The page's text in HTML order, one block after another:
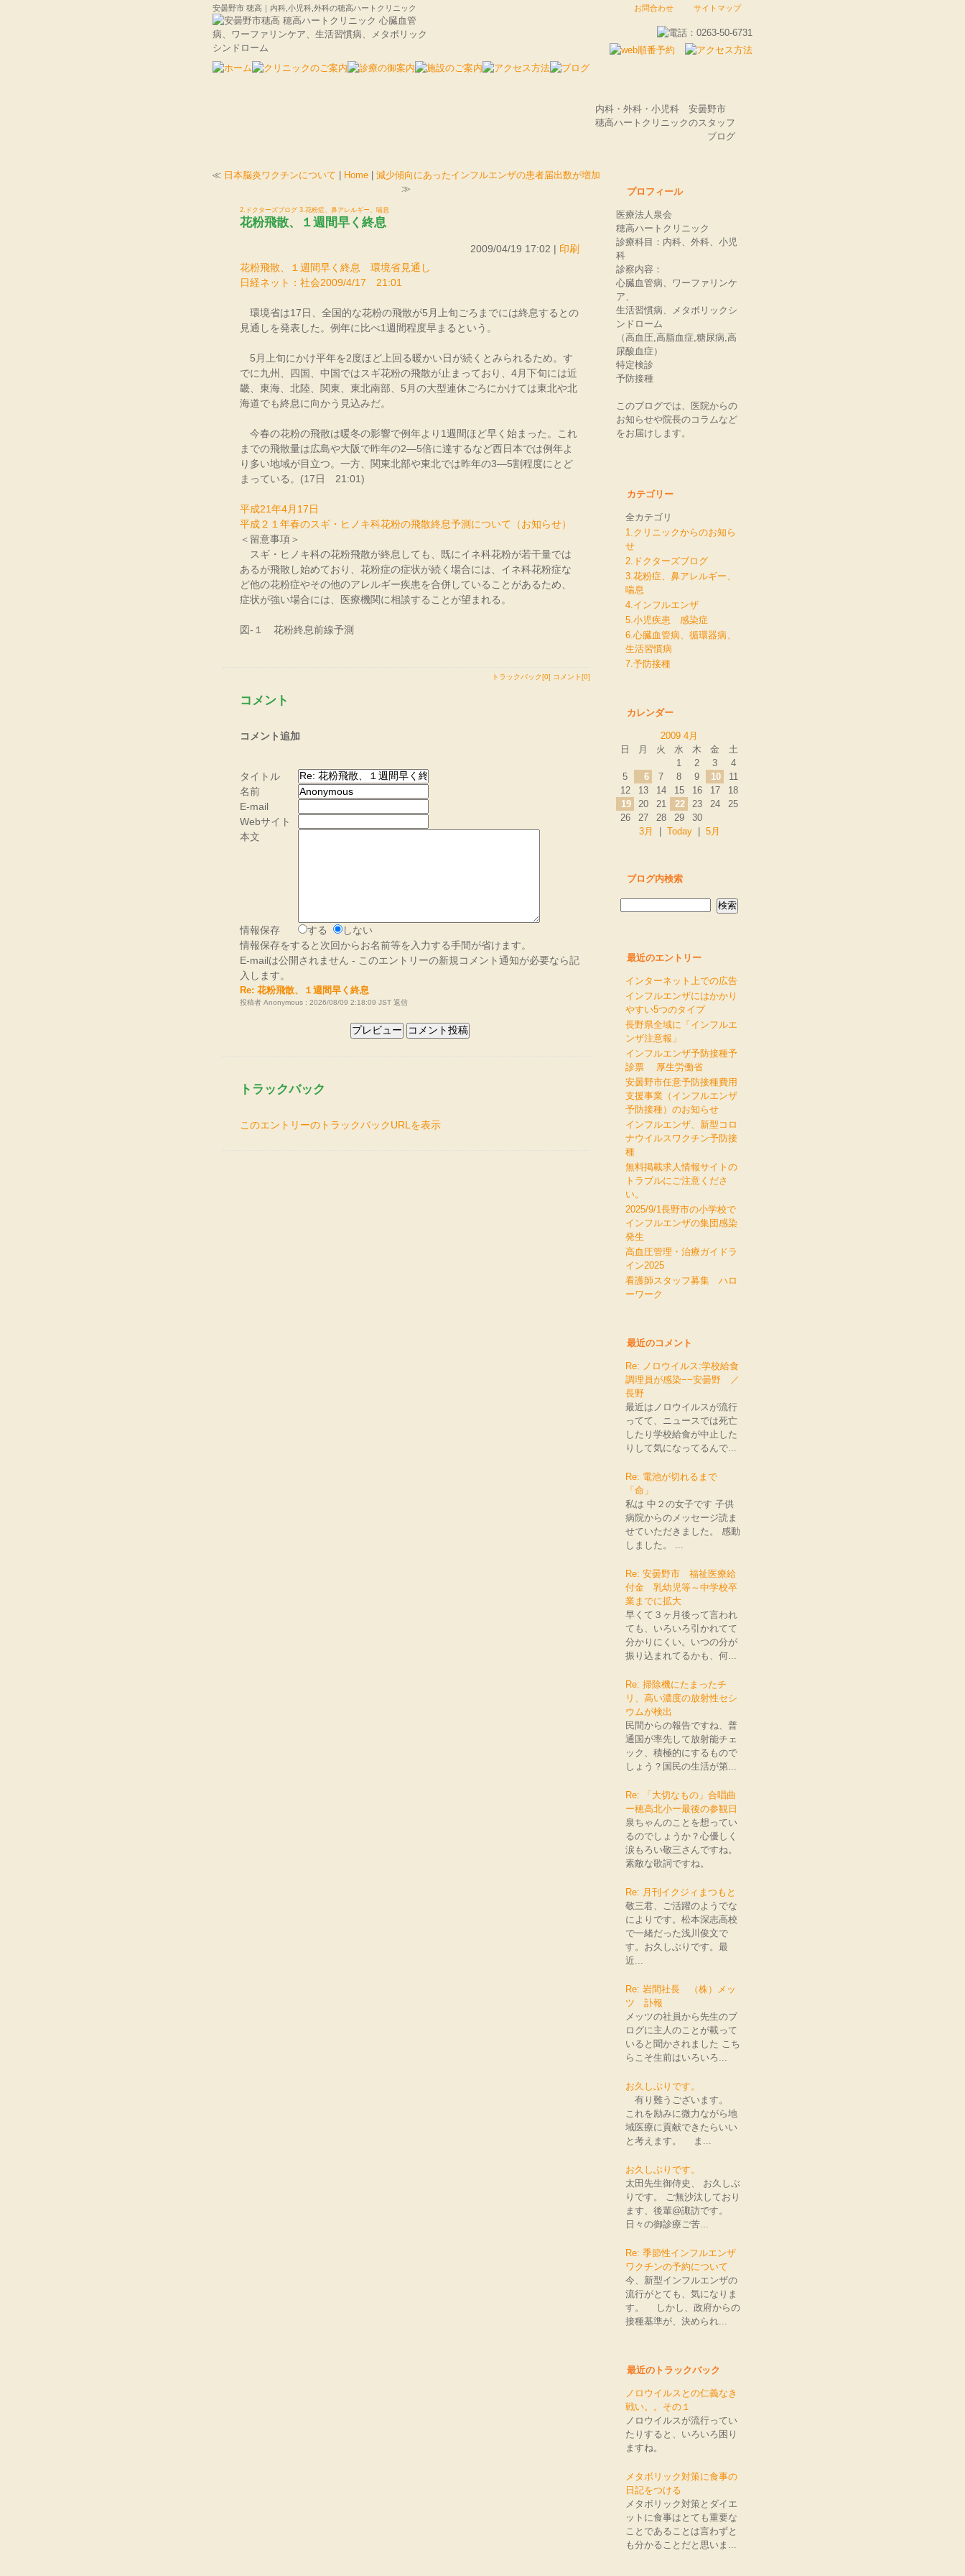
安曇野市 穂高｜内科,小児科,外科の穂高ハートクリニック お問合わせ サイトマップ
内科・外科・小児科 安曇野市
穂高ハートクリニックのスタッフ
ブログ
≪ 日本脳炎ワクチンについて Home
減少傾向にあったインフルエンザの患者届出数が増加
≫
2.ドクターズブログ 3.花粉症、鼻アレルギー、喘息
花粉飛散、１週間早く終息
2009/04/19 17:02 | 印刷
花粉飛散、１週間早く終息 環境省見通し
日経ネット：社会2009/4/17 21:01
環境省は17日、全国的な花粉の飛散が5月上旬ごろまでには終息するとの
見通しを発表した。例年に比べ1週間程度早まるという。
5月上旬にかけ平年を2度ほど上回る暖かい日が続くとみられるため。す
でに九州、四国、中国ではスギ花粉の飛散が止まっており、4月下旬には近
畿、東海、北陸、関東、東北南部、5月の大型連休ごろにかけては東北や北
海道でも終息に向かう見込みだ。
今春の花粉の飛散は暖冬の影響で例年より1週間ほど早く始まった。これ
までの飛散量は広島や大阪で昨年の2―5倍に達するなど西日本では例年よ
り多い地域が目立つ。一方、関東北部や東北では昨年の3―5割程度にとど
まっている。(17日 21:01)
平成21年4月17日
平成２１年春のスギ・ヒノキ科花粉の飛散終息予測について（お知らせ）
＜留意事項＞
スギ・ヒノキ科の花粉飛散が終息しても、既にイネ科花粉が若干量では
あるが飛散し始めており、花粉症の症状が続く場合には、イネ科花粉症な
ど他の花粉症やその他のアレルギー疾患を合併していることがあるため、
症状が強い場合には、医療機関に相談することが望まれる。
図-１ 花粉終息前線予測
トラックバック[0] コメント[0]
コメント
コメント追加
タイトル
名前
E-mail
Webサイト
本文
情報保存 する
しない
情報保存をすると次回からお名前等を入力する手間が省けます。
E-mailは公開されません - このエントリーの新規コメント通知が必要なら記
入します。
Re: 花粉飛散、１週間早く終息
投稿者 Anonymous : 2026/08/09 2:18:09 JST 返信
トラックバック
このエントリーのトラックバックURLを表示
プロフィール
医療法人泉会
穂高ハートクリニック
診療科目：内科、外科、小児
科
診察内容：
心臓血管病、ワーファリンケ
ア、
生活習慣病、メタボリックシ
ンドローム
（高血圧,高脂血症,糖尿病,高
尿酸血症）
特定検診
予防接種
このブログでは、医院からの
お知らせや院長のコラムなど
をお届けします。
カテゴリー
全カテゴリ
1.クリニックからのお知ら
せ
2.ドクターズブログ
3.花粉症、鼻アレルギー、
喘息
4.インフルエンザ
5.小児疾患 感染症
6.心臓血管病、循環器病、
生活習慣病
7.予防接種
カレンダー
2009 4月
日
月 火 水 木 金
土
1
2 3
4
5
6 7 8 9 10
11
12
13 14 15 16 17
18
19
20 21 22 23 24
25
26
27 28 29
30
3月
Today| 5月
ブログ内検索
最近のエントリー
インターネット上での広告
インフルエンザにはかかり
やすい5つのタイプ
長野県全域に「インフルエ
ンザ注意報」
インフルエンザ予防接種予
診票 厚生労働省
安曇野市任意予防接種費用
支援事業（インフルエンザ
予防接種）のお知らせ
インフルエンザ、新型コロ
ナウイルスワクチン予防接
種
無料掲載求人情報サイトの
トラブルにご注意くださ
い。
2025/9/1長野市の小学校で
インフルエンザの集団感染
発生
高血圧管理・治療ガイドラ
イン2025
看護師スタッフ募集 ハロ
ーワーク
最近のコメント
Re: ノロウイルス:学校給食
調理員が感染−−安曇野 ／
長野
最近はノロウイルスが流行
ってて、ニュースでは死亡
したり学校給食が中止した
りして気になってるんで...
Re: 電池が切れるまで
「命」
私は 中２の女子です 子供
病院からのメッセージ読ま
せていただきました。 感動
しました。 ...
Re: 安曇野市 福祉医療給
付金 乳幼児等～中学校卒
業までに拡大
早くて３ヶ月後って言われ
ても、いろいろ引かれてて
分かりにくい。いつの分が
振り込まれてるかも、何...
Re: 掃除機にたまったチ
リ、高い濃度の放射性セシ
ウムが検出
民間からの報告ですね、普
通国が率先して放射能チェ
ック、積極的にするもので
しょう？国民の生活が第...
Re: 「大切なもの」合唱曲
ー穂高北小ー最後の参観日
泉ちゃんのことを想ってい
るのでしょうか？心優しく
涙もろい敬三さんですね。
素敵な歌詞ですね。
Re: 月刊イクジィまつもと
敬三君、ご活躍のようでな
によりです。松本深志高校
で一緒だった浅川俊文で
す。お久しぶりです。最
近...
Re: 岩間社長 （株）メッ
ツ 訃報
メッツの社員から先生のブ
ログに主人のことが載って
いると聞かされました こち
らこそ生前はいろいろ...
お久しぶりです。
有り難うございます。
これを励みに微力ながら地
域医療に貢献できたらいい
と考えます。 ま...
お久しぶりです。
太田先生御侍史、 お久しぶ
りです。 ご無沙汰しており
ます、後輩@諏訪です。
日々の御診療ご苦...
Re: 季節性インフルエンザ
ワクチンの予約について
今、新型インフルエンザの
流行がとても、気になりま
す。 しかし、政府からの
接種基準が、決められ...
最近のトラックバック
ノロウイルスとの仁義なき
戦い。。その１
ノロウイルスが流行ってい
たりすると、いろいろ困り
ますね。
メタボリック対策に食事の
日記をつける
メタボリック対策とダイエ
ットに食事はとても重要な
ことであることは言わずと
も分かることだと思いま...